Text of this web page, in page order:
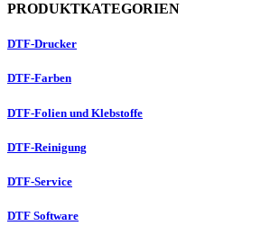
PRODUKTKATEGORIEN
DTF-Drucker
DTF-Farben
DTF-Folien und Klebstoffe
DTF-Reinigung
DTF-Service
DTF Software